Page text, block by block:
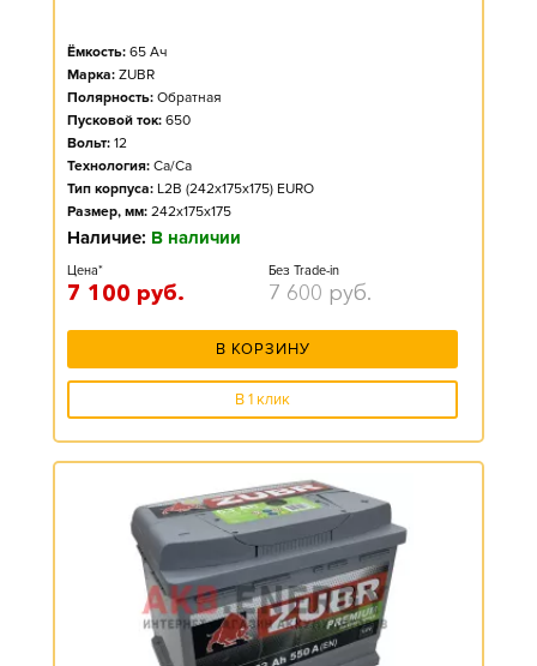
Ёмкость: 65 Ач
Марка: ZUBR
Полярность: Обратная
Пусковой ток: 650
Вольт: 12
Технология: Ca/Ca
Тип корпуса: L2B (242x175x175) EURO
Размер, мм: 242x175x175
Наличие: В наличии
Цена*
7 100 руб.
Без Trade-in
7 600 руб.
В КОРЗИНУ
В 1 клик